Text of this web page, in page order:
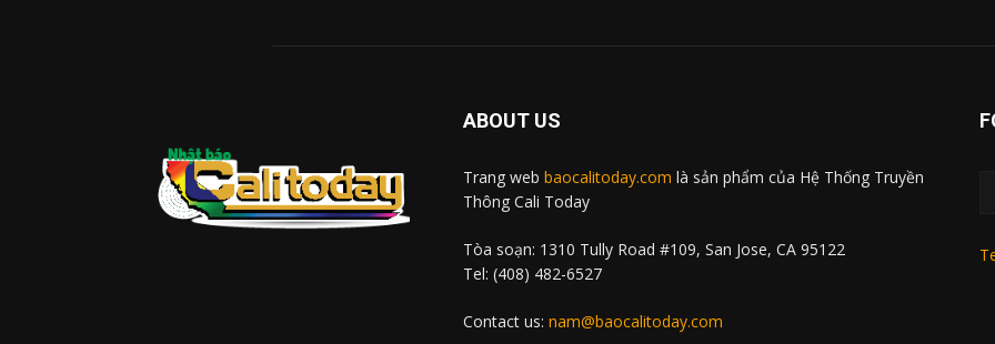
ABOUT US
Trang web baocalitoday.com là sản phẩm của Hệ Thống Truyền
Thông Cali Today
Tòa soạn: 1310 Tully Road #109, San Jose, CA 95122
Tel: (408) 482-6527
Contact us: nam@baocalitoday.com